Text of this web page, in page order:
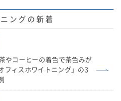
ングの新着
やコーヒーの着色で茶色みが
フィスホワイトニング」の3